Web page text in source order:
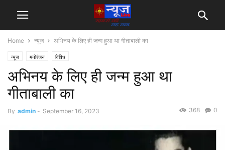
Home न्यूज अभिनय के लिए ही जन्म हुआ था गीताबाली का
न्यूज मनोरंजन विविध
अभिनय के लिए ही जन्म हुआ था
गीताबाली का
By admin - September 16, 2023 0
368